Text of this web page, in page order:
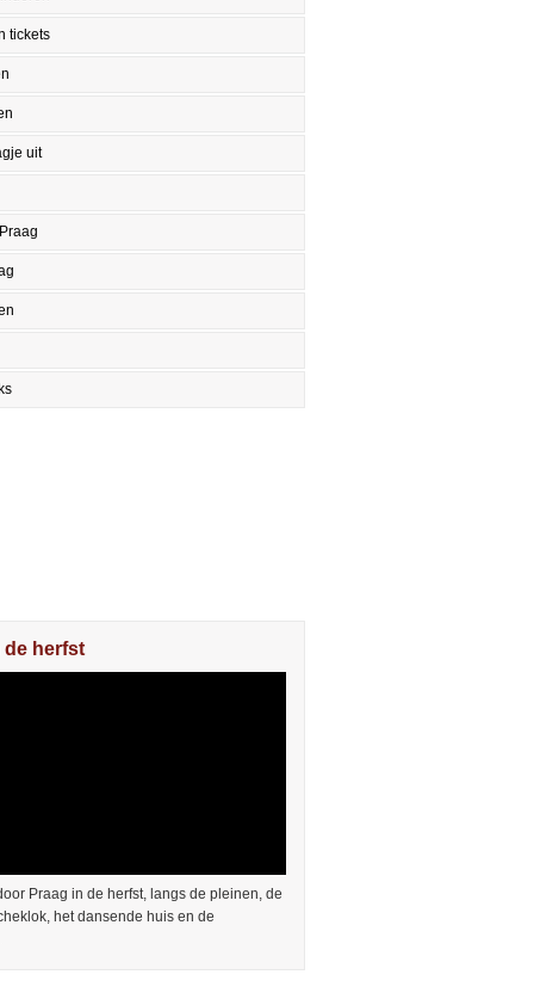
tickets
uit
de herfst
Praag in de herfst, langs de pleinen, de
het dansende huis en de